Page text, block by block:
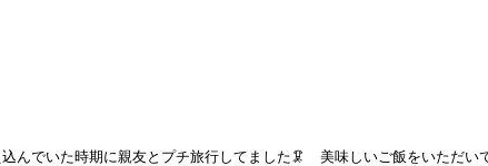
んでいた時期に親友とプチ旅行してました🦑 美味しいご飯をいただ